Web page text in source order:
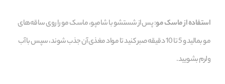
استفاده از ماسک مو: پس از شستشو با شامپو، ماسک مو را روی ساقه‌های
مو بمالید و 5 تا 10 دقیقه صبر کنید تا مواد مغذی آن جذب شوند، سپس با آب
ولرم بشویید.